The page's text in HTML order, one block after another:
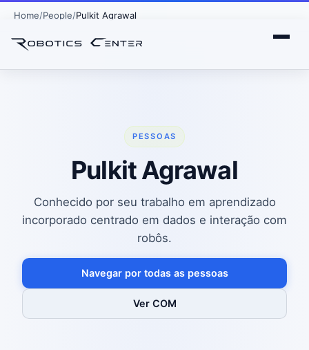
Home People Pulkit Agrawal
PESSOAS
Pulkit Agrawal
Conhecido por seu trabalho em aprendizado
incorporado centrado em dados e interação com
robôs.
Navegar por todas as pessoas
Ver COM